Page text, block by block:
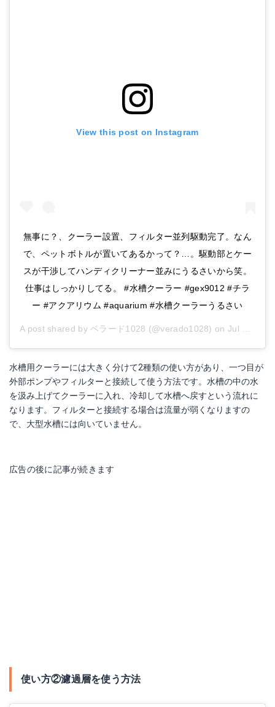
View this post on Instagram
無事に？、クーラー設置、フィルター並列駆動完了。なん
で、ペットボトルが置いてあるかって？…。駆動部とケー
スが干渉してハンディクリーナー並みにうるさいから笑。
仕事はしっかりしてる。 #水槽クーラー #gex9012 #チラ
ー #アクアリウム #aquarium #水槽クーラーうるさい
A post shared byベラード1028 (@verado1028) on Jul 31, 2018 at 2:17am PDT
水槽用クーラーには大きく分けて2種類の使い方があり、一つ目が
外部ポンプやフィルターと接続して使う方法です。水槽の中の水
を汲み上げてクーラーに入れ、冷却して水槽へ戻すという流れに
なります。フィルターと接続する場合は流量が弱くなりますの
で、大型水槽には向いていません。
広告の後に記事が続きます
使い方②濾過層を使う方法